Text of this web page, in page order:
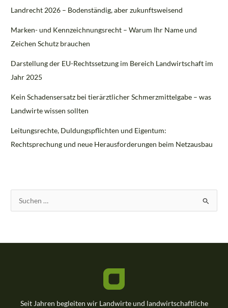
Landrecht 2026 – Bodenständig, aber zukunftsweisend
Marken- und Kennzeichnungsrecht – Warum Ihr Name und
Zeichen Schutz brauchen
Darstellung der EU-Rechtssetzung im Bereich Landwirtschaft im
Jahr 2025
Kein Schadensersatz bei tierärztlicher Schmerzmittelgabe – was
Landwirte wissen sollten
Leitungsrechte, Duldungspflichten und Eigentum:
Rechtsprechung und neue Herausforderungen beim Netzausbau
u
Seit Jahren begleiten wir Landwirte und landwirtschaftliche